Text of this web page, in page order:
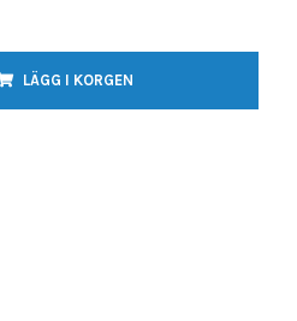
LÄGG I KORGEN